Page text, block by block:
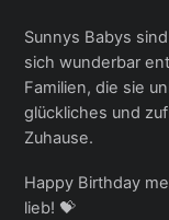
Sunnys Babys
sich wunderbar
Familien, die sie
glückliches und
Zuhause.
Happy Birthday
lieb! 💝